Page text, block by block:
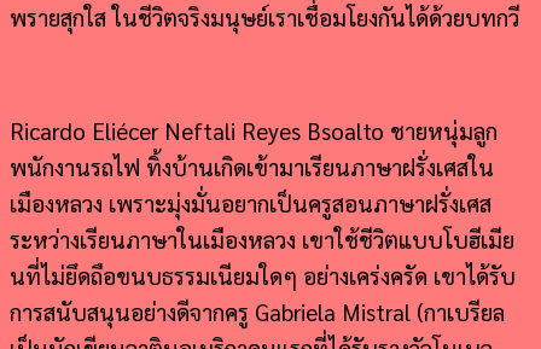
พรายสุกใส ในชีวิตจริงมนุษย์เราเชื่อมโยงกันได้ด้วยบทกวี
Ricardo Eliécer Neftali Reyes Bsoalto ชายหนุ่มลูก
พนักงานรถไฟ ทิ้งบ้านเกิดเข้ามาเรียนภาษาฝรั่งเศสใน
เมืองหลวง เพราะมุ่งมั่นอยากเป็นครูสอนภาษาฝรั่งเศส
ระหว่างเรียนภาษาในเมืองหลวง เขาใช้ชีวิตแบบโบฮีเมีย
นที่ไม่ยึดถือขนบธรรมเนียมใดๆ อย่างเคร่งครัด เขาได้รับ
การสนับสนุนอย่างดีจากครู Gabriela Mistral (กาเบรียล